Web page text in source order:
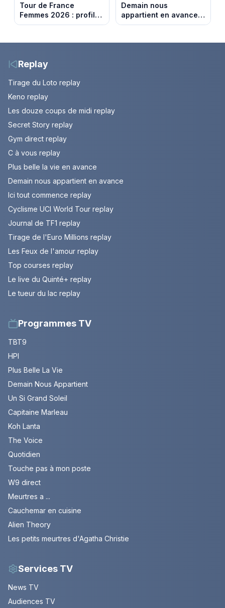
Tour de France
Femmes 2026 : profil
et horaires de la 7e
sur-Rhône et le Mont
Demain nous
appartient en avance:
Samuel perd le
août 2026.
Replay
Tirage du Loto replay
Keno replay
Les douze coups de midi replay
Secret Story replay
Gym direct replay
C à vous replay
Plus belle la vie en avance
Demain nous appartient en avance
Ici tout commence replay
Cyclisme UCI World Tour replay
Journal de TF1 replay
Tirage de l'Euro Millions replay
Les Feux de l'amour replay
Top courses replay
Le live du Quinté+ replay
Le tueur du lac replay
Programmes TV
TBT9
HPI
Plus Belle La Vie
Demain Nous Appartient
Un Si Grand Soleil
Capitaine Marleau
Koh Lanta
The Voice
Quotidien
Touche pas à mon poste
W9 direct
Meurtres a ...
Cauchemar en cuisine
Alien Theory
Les petits meurtres d'Agatha Christie
Services TV
News TV
Audiences TV